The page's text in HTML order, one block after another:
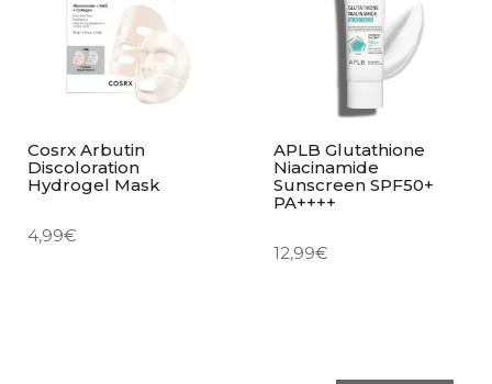
Cosrx Arbutin
Discoloration
Hydrogel Mask
4,99€
APLB Glutathione
Niacinamide
Sunscreen SPF50+
PA++++
12,99€